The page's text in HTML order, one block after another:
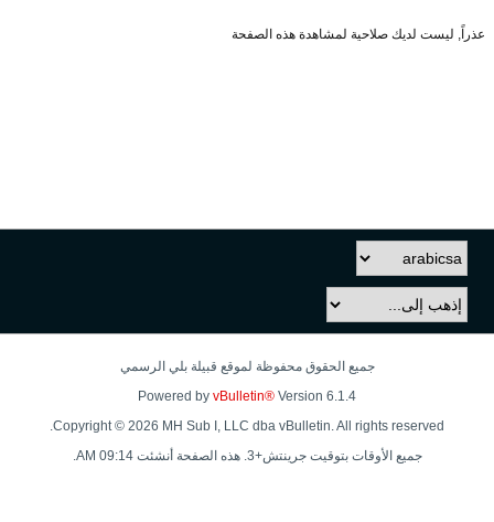
عذراً, ليست لديك صلاحية لمشاهدة هذه الصفحة
جميع الحقوق محفوظة لموقع قبيلة بلي الرسمي
Powered by vBulletin® Version 6.1.4
Copyright © 2026 MH Sub I, LLC dba vBulletin. All rights reserved.
جميع الأوقات بتوقيت جرينتش+3. هذه الصفحة أنشئت 09:14 AM.